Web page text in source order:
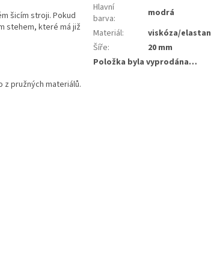
šicím stroji. Pokud
stehem, které má již
z pružných materiálů.
Hlavní
barva:
modrá
Materiál:
viskóza/elastan
Šíře:
20 mm
Položka byla vyprodána…